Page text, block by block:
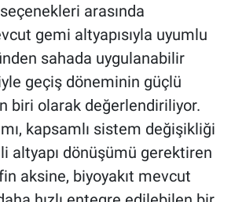
arasında
gemi altyapısıyla uyumlu
sahada uygulanabilir
geçiş döneminin güçlü
biri olarak değerlendiriliyor.
kapsamlı sistem değişikliği
altyapı dönüşümü gerektiren
aksine, biyoyakıt mevcut